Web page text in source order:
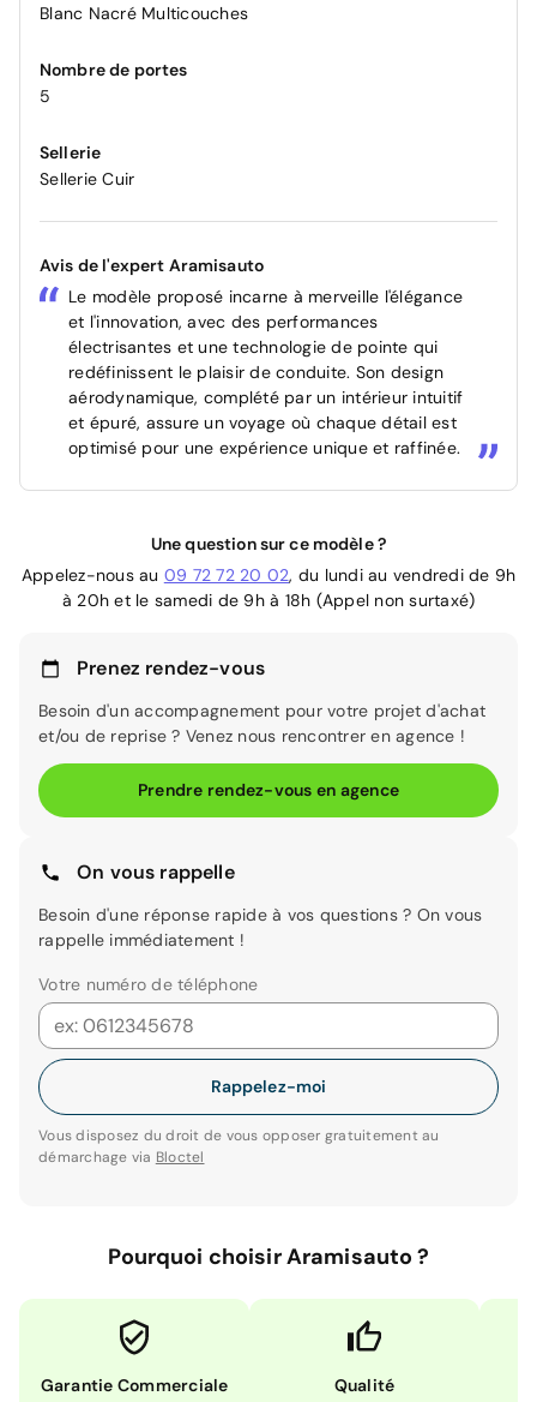
Blanc Nacré Multicouches
Nombre de portes
5
Sellerie
Sellerie Cuir
Avis de l'expert Aramisauto
Le modèle proposé incarne à merveille l'élégance
et l'innovation, avec des performances
électrisantes et une technologie de pointe qui
redéfinissent le plaisir de conduite. Son design
aérodynamique, complété par un intérieur intuitif
et épuré, assure un voyage où chaque détail est
optimisé pour une expérience unique et raffinée.
Une question sur ce modèle ?
Appelez-nous au 09 72 72 20 02, du lundi au vendredi de 9h
à 20h et le samedi de 9h à 18h (Appel non surtaxé)
Prenez rendez-vous
Besoin d'un accompagnement pour votre projet d'achat
et/ou de reprise ? Venez nous rencontrer en agence !
Prendre rendez-vous en agence
On vous rappelle
Besoin d'une réponse rapide à vos questions ? On vous
rappelle immédiatement !
Votre numéro de téléphone
Rappelez-moi
Vous disposez du droit de vous opposer gratuitement au
démarchage via Bloctel
Pourquoi choisir Aramisauto ?
Garantie Commerciale Qualité